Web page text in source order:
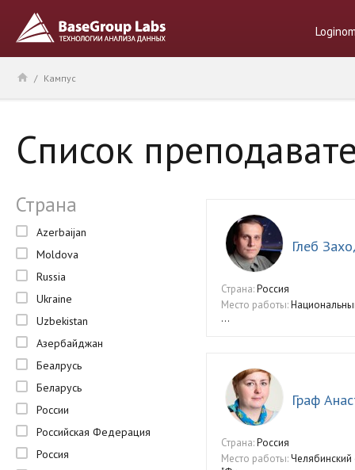
/ Кампус
Список
Страна
Azerbaijan
Moldova
Russia
Ukraine
Uzbekistan
Азербайджан
Беалрусь
Беларусь
России
Российская Федерация
Россия
Глеб
Страна:Россия
Место работы:
...
Граф
Страна:Россия
Место работы: